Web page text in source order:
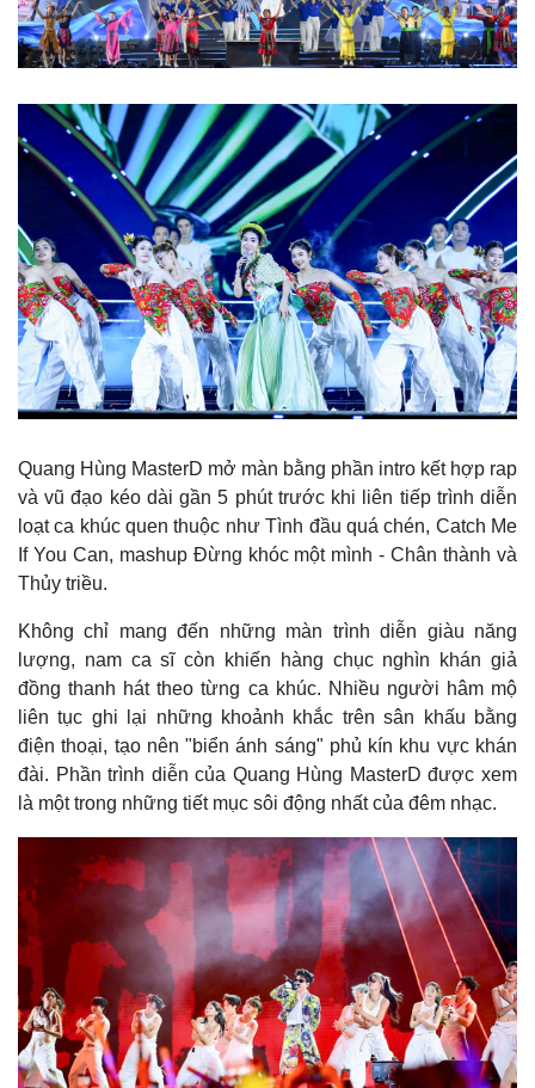
Pháp luật
Vụ án
Quân sự - Quốc phòng
Vũ khí
Quang Hùng MasterD mở màn bằng phần intro kết hợp rap
và vũ đạo kéo dài gần 5 phút trước khi liên tiếp trình diễn
loạt ca khúc quen thuộc như Tình đầu quá chén, Catch Me
If You Can, mashup Đừng khóc một mình - Chân thành và
Thủy triều.
Không chỉ mang đến những màn trình diễn giàu năng
lượng, nam ca sĩ còn khiến hàng chục nghìn khán giả
đồng thanh hát theo từng ca khúc. Nhiều người hâm mộ
liên tục ghi lại những khoảnh khắc trên sân khấu bằng
điện thoại, tạo nên "biển ánh sáng" phủ kín khu vực khán
đài. Phần trình diễn của Quang Hùng MasterD được xem
là một trong những tiết mục sôi động nhất của đêm nhạc.